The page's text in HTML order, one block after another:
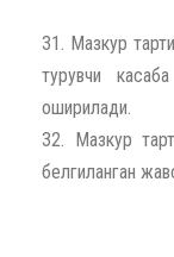
31. Мазкур
турувчи
оширилади.
32. Мазкур
белгиланган